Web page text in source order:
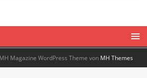
Magazine WordPress Theme von MH Themes